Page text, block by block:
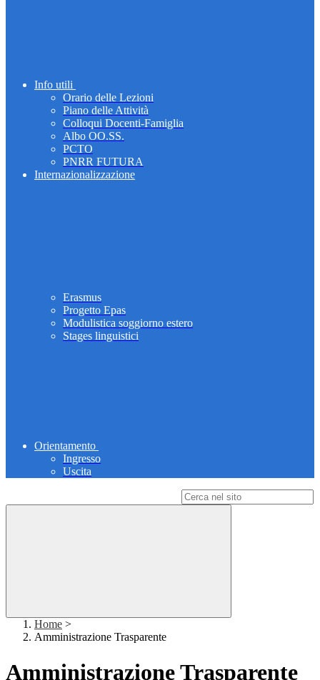
Info utili
Orario delle Lezioni
Piano delle Attività
Colloqui Docenti-Famiglia
Albo OO.SS.
PCTO
PNRR FUTURA
Internazionalizzazione
Erasmus
Progetto Epas
Modulistica soggiorno estero
Stages linguistici
Orientamento
Ingresso
Uscita
Home >
Amministrazione Trasparente
Amministrazione Trasparente